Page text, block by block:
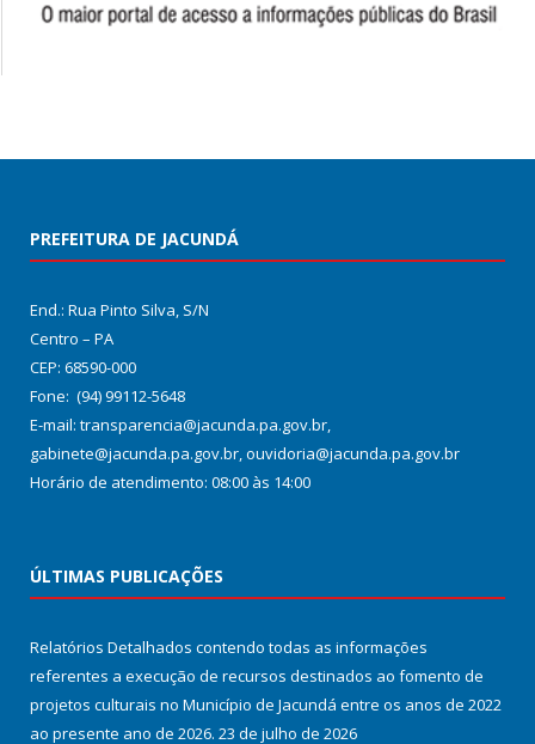
PREFEITURA DE JACUNDÁ
End.: Rua Pinto Silva, S/N
Centro – PA
CEP: 68590-000
Fone: (94) 99112-5648
E-mail: transparencia@jacunda.pa.gov.br,
gabinete@jacunda.pa.gov.br, ouvidoria@jacunda.pa.gov.br
Horário de atendimento: 08:00 às 14:00
ÚLTIMAS PUBLICAÇÕES
Relatórios Detalhados contendo todas as informações
referentes a execução de recursos destinados ao fomento de
projetos culturais no Município de Jacundá entre os anos de 2022
ao presente ano de 2026. 23 de julho de 2026